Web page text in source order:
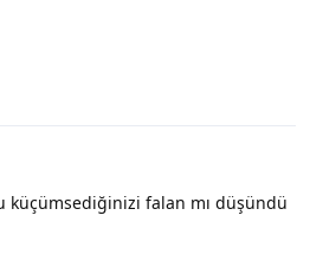
küçümsediğinizi falan mı düşündü